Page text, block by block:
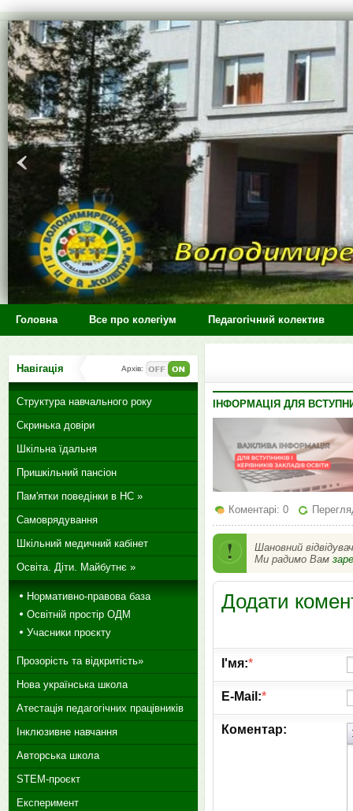
>
Головна Все про колегіум Педагогічний колектив
ІНФОРМАЦІЯ ДЛЯ
Коментарі: 0
Шановний
Ми радимо Вам
Додати
І'мя:*
E-Mail:*
Коментар:
Навігація Архів:
Структура навчального року
Скринька довіри
Шкільна їдальня
Пришкільний пансіон
Пам'ятки поведінки в НС »
Самоврядування
Шкільний медичний кабінет
Освіта. Діти. Майбутнє »
Нормативно-правова база
Освітній простір ОДМ
Учасники проєкту
Прозорість та відкритість»
Нова українська школа
Атестація педагогічних працівників
Інклюзивне навчання
Авторська школа
STEM-проєкт
Експеримент